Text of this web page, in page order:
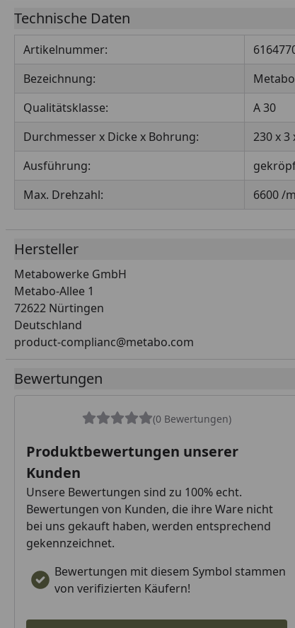
Technische Daten
Artikelnummer:
Bezeichnung:
Qualitätsklasse:
A 30
Durchmesser x Dicke x Bohrung:
230 x 3
Ausführung:
Max. Drehzahl:
6600 /
Hersteller
Metabowerke GmbH
Metabo-Allee 1
72622 Nürtingen
Deutschland
product-complianc@metabo.com
Bewertungen
(0 Bewertungen)
Produktbewertungen unserer
Kunden
Unsere Bewertungen sind zu 100% echt.
Bewertungen von Kunden, die ihre Ware nicht
bei uns gekauft haben, werden entsprechend
gekennzeichnet.
Bewertungen mit diesem Symbol stammen
von verifizierten Käufern!